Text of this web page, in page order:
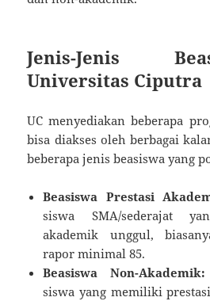
Jenis-Jenis
Universitas Ciputra
UC menyediakan beberapa
bisa diakses oleh berbagai
beberapa jenis beasiswa yang
Beasiswa Prestasi
siswa SMA/sederajat
akademik unggul,
rapor minimal 85.
Beasiswa Non-Akademik:
siswa yang memiliki